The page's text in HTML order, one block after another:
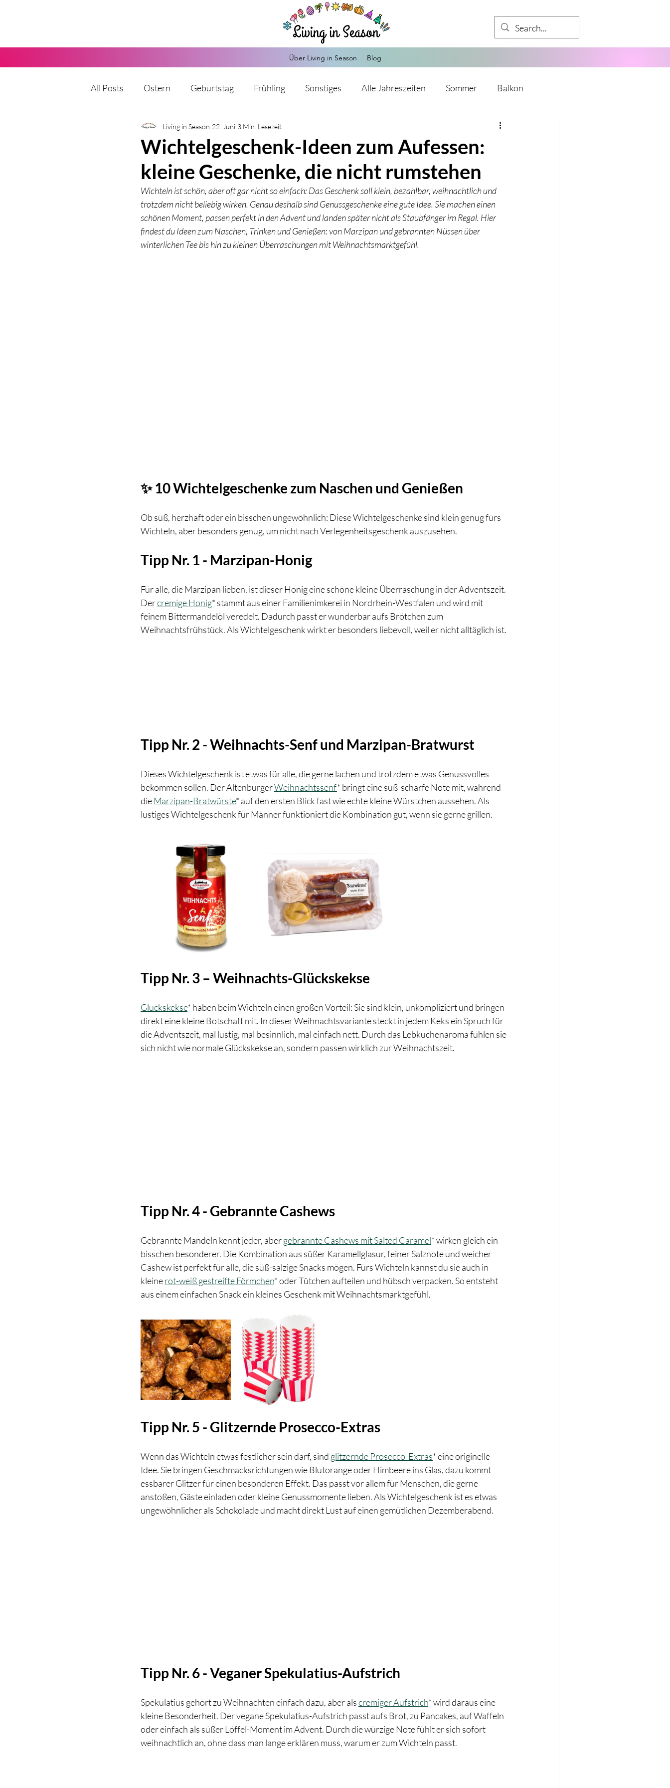
Über Living in Season Blog
All Posts Ostern Geburtstag Frühling Sonstiges Alle Jahreszeiten Sommer Balkon
Karneval Halloween Herbst Weihnachten Babyparty
Vatertag Muttertag Kommunion Hochzeit Sankt Martin Adventskalender
Kita Hochzeits-Mitgebsel Hochzeit Einschulung Babyparty Mitarbeiter
Wichteln
Wichtelgeschenk-Ideen zum Aufessen:
kleine Geschenke, die nicht rumstehen
Living in Season 22. Juni 3 Min. Lesezeit
Wichteln ist schön, aber oft gar nicht so einfach: Das Geschenk soll klein, bezahlbar, weihnachtlich und
trotzdem nicht beliebig wirken. Genau deshalb sind Genussgeschenke eine gute Idee. Sie machen einen
schönen Moment, passen perfekt in den Advent und landen später nicht als Staubfänger im Regal. Hier
findest du Ideen zum Naschen, Trinken und Genießen: von Marzipan und gebrannten Nüssen über
winterlichen Tee bis hin zu kleinen Überraschungen mit Weihnachtsmarktgefühl.
✨ 10 Wichtelgeschenke zum Naschen und Genießen
Ob süß, herzhaft oder ein bisschen ungewöhnlich: Diese Wichtelgeschenke sind klein genug fürs
Wichteln, aber besonders genug, um nicht nach Verlegenheitsgeschenk auszusehen.
Tipp Nr. 1 - Marzipan-Honig
Für alle, die Marzipan lieben, ist dieser Honig eine schöne kleine Überraschung in der Adventszeit.
Der cremige Honig* stammt aus einer Familienimkerei in Nordrhein-Westfalen und wird mit
feinem Bittermandelöl veredelt. Dadurch passt er wunderbar aufs Brötchen zum
Weihnachtsfrühstück. Als Wichtelgeschenk wirkt er besonders liebevoll, weil er nicht alltäglich ist.
Tipp Nr. 2 - Weihnachts-Senf und Marzipan-Bratwurst
Dieses Wichtelgeschenk ist etwas für alle, die gerne lachen und trotzdem etwas Genussvolles
bekommen sollen. Der Altenburger Weihnachtssenf* bringt eine süß-scharfe Note mit, während
die Marzipan-Bratwürste* auf den ersten Blick fast wie echte kleine Würstchen aussehen. Als
lustiges Wichtelgeschenk für Männer funktioniert die Kombination gut, wenn sie gerne grillen.
Tipp Nr. 3 – Weihnachts-Glückskekse
Glückskekse* haben beim Wichteln einen großen Vorteil: Sie sind klein, unkompliziert und bringen
direkt eine kleine Botschaft mit. In dieser Weihnachtsvariante steckt in jedem Keks ein Spruch für
die Adventszeit, mal lustig, mal besinnlich, mal einfach nett. Durch das Lebkuchenaroma fühlen sie
sich nicht wie normale Glückskekse an, sondern passen wirklich zur Weihnachtszeit.
Tipp Nr. 4 - Gebrannte Cashews
Gebrannte Mandeln kennt jeder, aber gebrannte Cashews mit Salted Caramel* wirken gleich ein
bisschen besonderer. Die Kombination aus süßer Karamellglasur, feiner Salznote und weicher
Cashew ist perfekt für alle, die süß-salzige Snacks mögen. Fürs Wichteln kannst du sie auch in
kleine rot-weiß gestreifte Förmchen* oder Tütchen aufteilen und hübsch verpacken. So entsteht
aus einem einfachen Snack ein kleines Geschenk mit Weihnachtsmarktgefühl.
Tipp Nr. 5 - Glitzernde Prosecco-Extras
Wenn das Wichteln etwas festlicher sein darf, sind glitzernde Prosecco-Extras* eine originelle
Idee. Sie bringen Geschmacksrichtungen wie Blutorange oder Himbeere ins Glas, dazu kommt
essbarer Glitzer für einen besonderen Effekt. Das passt vor allem für Menschen, die gerne
anstoßen, Gäste einladen oder kleine Genussmomente lieben. Als Wichtelgeschenk ist es etwas
ungewöhnlicher als Schokolade und macht direkt Lust auf einen gemütlichen Dezemberabend.
Tipp Nr. 6 - Veganer Spekulatius-Aufstrich
Spekulatius gehört zu Weihnachten einfach dazu, aber als cremiger Aufstrich* wird daraus eine
kleine Besonderheit. Der vegane Spekulatius-Aufstrich passt aufs Brot, zu Pancakes, auf Waffeln
oder einfach als süßer Löffel-Moment im Advent. Durch die würzige Note fühlt er sich sofort
weihnachtlich an, ohne dass man lange erklären muss, warum er zum Wichteln passt.